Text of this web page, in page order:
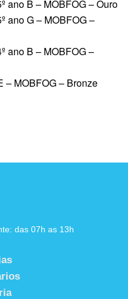
ano B – MOBFOG – Ouro
ano G – MOBFOG –
ano B – MOBFOG –
– MOBFOG – Bronze
das 07h as 13h